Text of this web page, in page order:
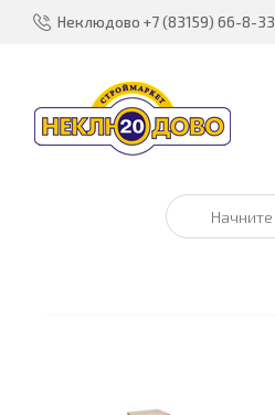
Неклюдово +7 (83159) 66-8-33